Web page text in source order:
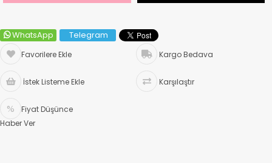
WhatsApp Telegram
Favorilere Ekle Kargo Bedava
İstek Listeme Ekle Karşılaştır
Fiyat Düşünce
Haber Ver